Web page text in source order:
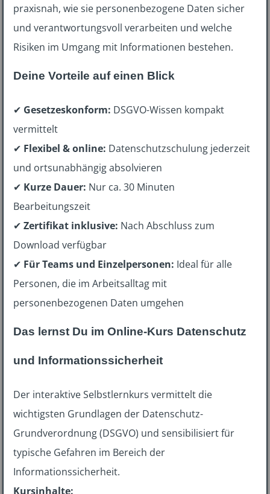
praxisnah, wie sie personenbezogene Daten sicher
und verantwortungsvoll verarbeiten und welche
Risiken im Umgang mit Informationen bestehen.
Deine Vorteile auf einen Blick
✔ Gesetzeskonform: DSGVO-Wissen kompakt
vermittelt
✔ Flexibel & online: Datenschutzschulung jederzeit
und ortsunabhängig absolvieren
✔ Kurze Dauer: Nur ca. 30 Minuten
Bearbeitungszeit
✔Zertifikat inklusive: Nach Abschluss zum
Download verfügbar
✔ Für Teams und Einzelpersonen: Ideal für alle
Personen, die im Arbeitsalltag mit
personenbezogenen Daten umgehen
Das lernst Du im Online-Kurs Datenschutz
und Informationssicherheit
Der interaktive Selbstlernkurs vermittelt die
wichtigsten Grundlagen der Datenschutz-
Grundverordnung (DSGVO) und sensibilisiert für
typische Gefahren im Bereich der
Informationssicherheit.
Kursinhalte: